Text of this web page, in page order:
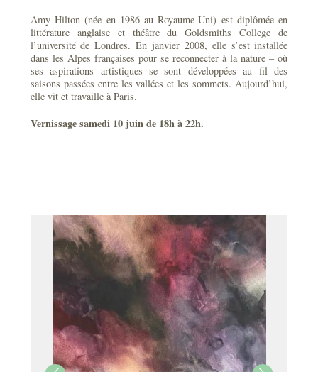
Amy Hilton (née en 1986 au Royaume-Uni) est diplômée en
littérature anglaise et théâtre du Goldsmiths College de
l’université de Londres. En janvier 2008, elle s’est installée
dans les Alpes françaises pour se reconnecter à la nature – où
ses aspirations artistiques se sont développées au fil des
saisons passées entre les vallées et les sommets. Aujourd’hui,
elle vit et travaille à Paris.
Vernissage samedi 10 juin de 18h à 22h.